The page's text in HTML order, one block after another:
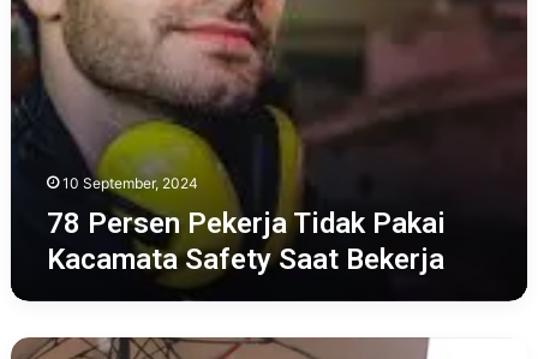
10 September, 2024
78 Persen Pekerja Tidak Pakai
Kacamata Safety Saat Bekerja
Rompi